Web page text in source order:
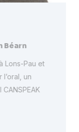
Béarn
à Lons-Pau et
l’oral, un
CANSPEAK